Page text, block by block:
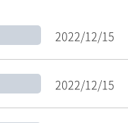
2022/12/15
2022/12/15